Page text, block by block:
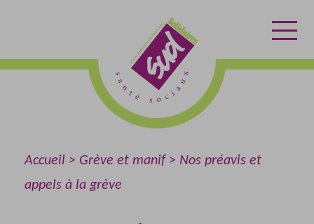
contenu
menu
l'accueil
Accueil Grève et manif
Nos préavis et
appels à la grève